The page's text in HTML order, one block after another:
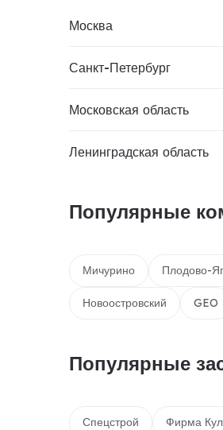
Москва
Санкт-Петербург
Московская область
Ленинградская область
Популярные
Мичурино Плодово-
Новоостровский GEO
Популярные
Спецстрой Фирма